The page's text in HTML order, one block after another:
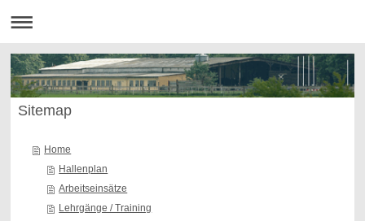
Sitemap
Home
Hallenplan
Arbeitseinsätze
Lehrgänge / Training